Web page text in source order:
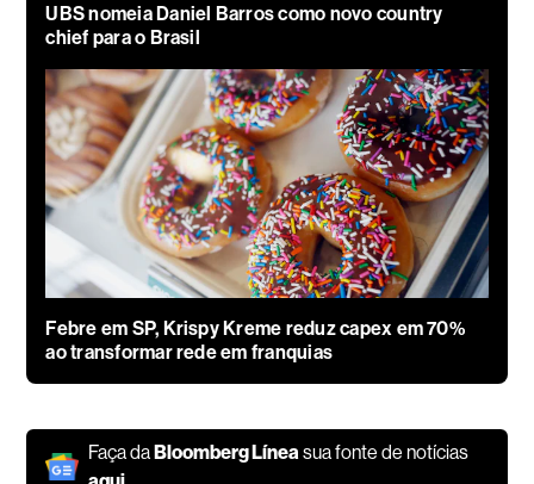
UBS nomeia Daniel Barros como novo country
chief para o Brasil
Febre em SP, Krispy Kreme reduz capex em 70%
ao transformar rede em franquias
Faça daBloomberg Línea sua fonte de notícias